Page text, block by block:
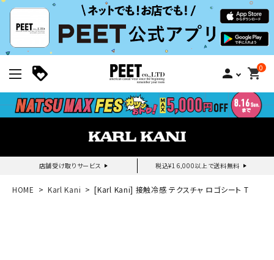
person 0
shopping_cart
店舗受け取りサービス 税込¥16,000以上で送料無料
新規会員登録｜ログイン
HOME Karl Kani [Karl Kani] 接触冷感 テクスチャ ロゴシート T